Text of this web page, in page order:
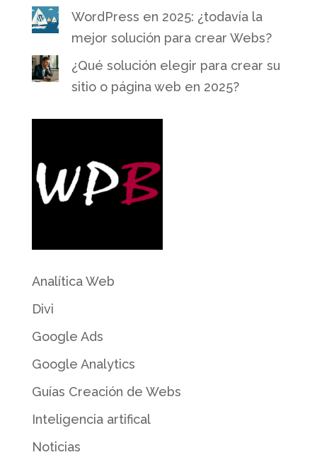
WordPress en 2025: ¿todavía la
mejor solución para crear Webs?
¿Qué solución elegir para crear su
sitio o página web en 2025?
Analítica Web
Divi
Google Ads
Google Analytics
Guías Creación de Webs
Inteligencia artifical
Noticias